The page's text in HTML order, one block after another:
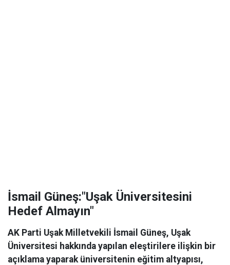
İsmail Güneş:"Uşak Üniversitesini
Hedef Almayın"
AK Parti Uşak Milletvekili İsmail Güneş, Uşak
Üniversitesi hakkında yapılan eleştirilere ilişkin bir
açıklama yaparak üniversitenin eğitim altyapısı,